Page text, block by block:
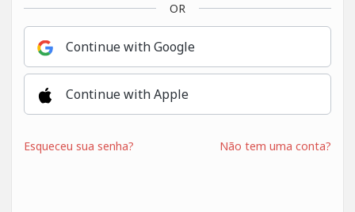
OR
Continue with Google
Continue with Apple
Esqueceu sua senha? Não tem uma conta?